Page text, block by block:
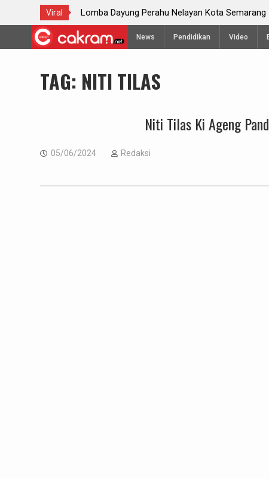
Viral
Perahu Nelayan Kota Semarang Festival Arak-
to
News Pendidikan Video
TAG: NITI TILAS
Niti Tilas Ki Ageng
05/06/2024 Redaksi